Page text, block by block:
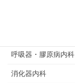
呼吸器・膠原病内科
消化器内科